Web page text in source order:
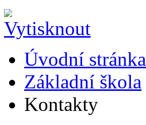
Úvodní stránka
Základní škola
Kontakty